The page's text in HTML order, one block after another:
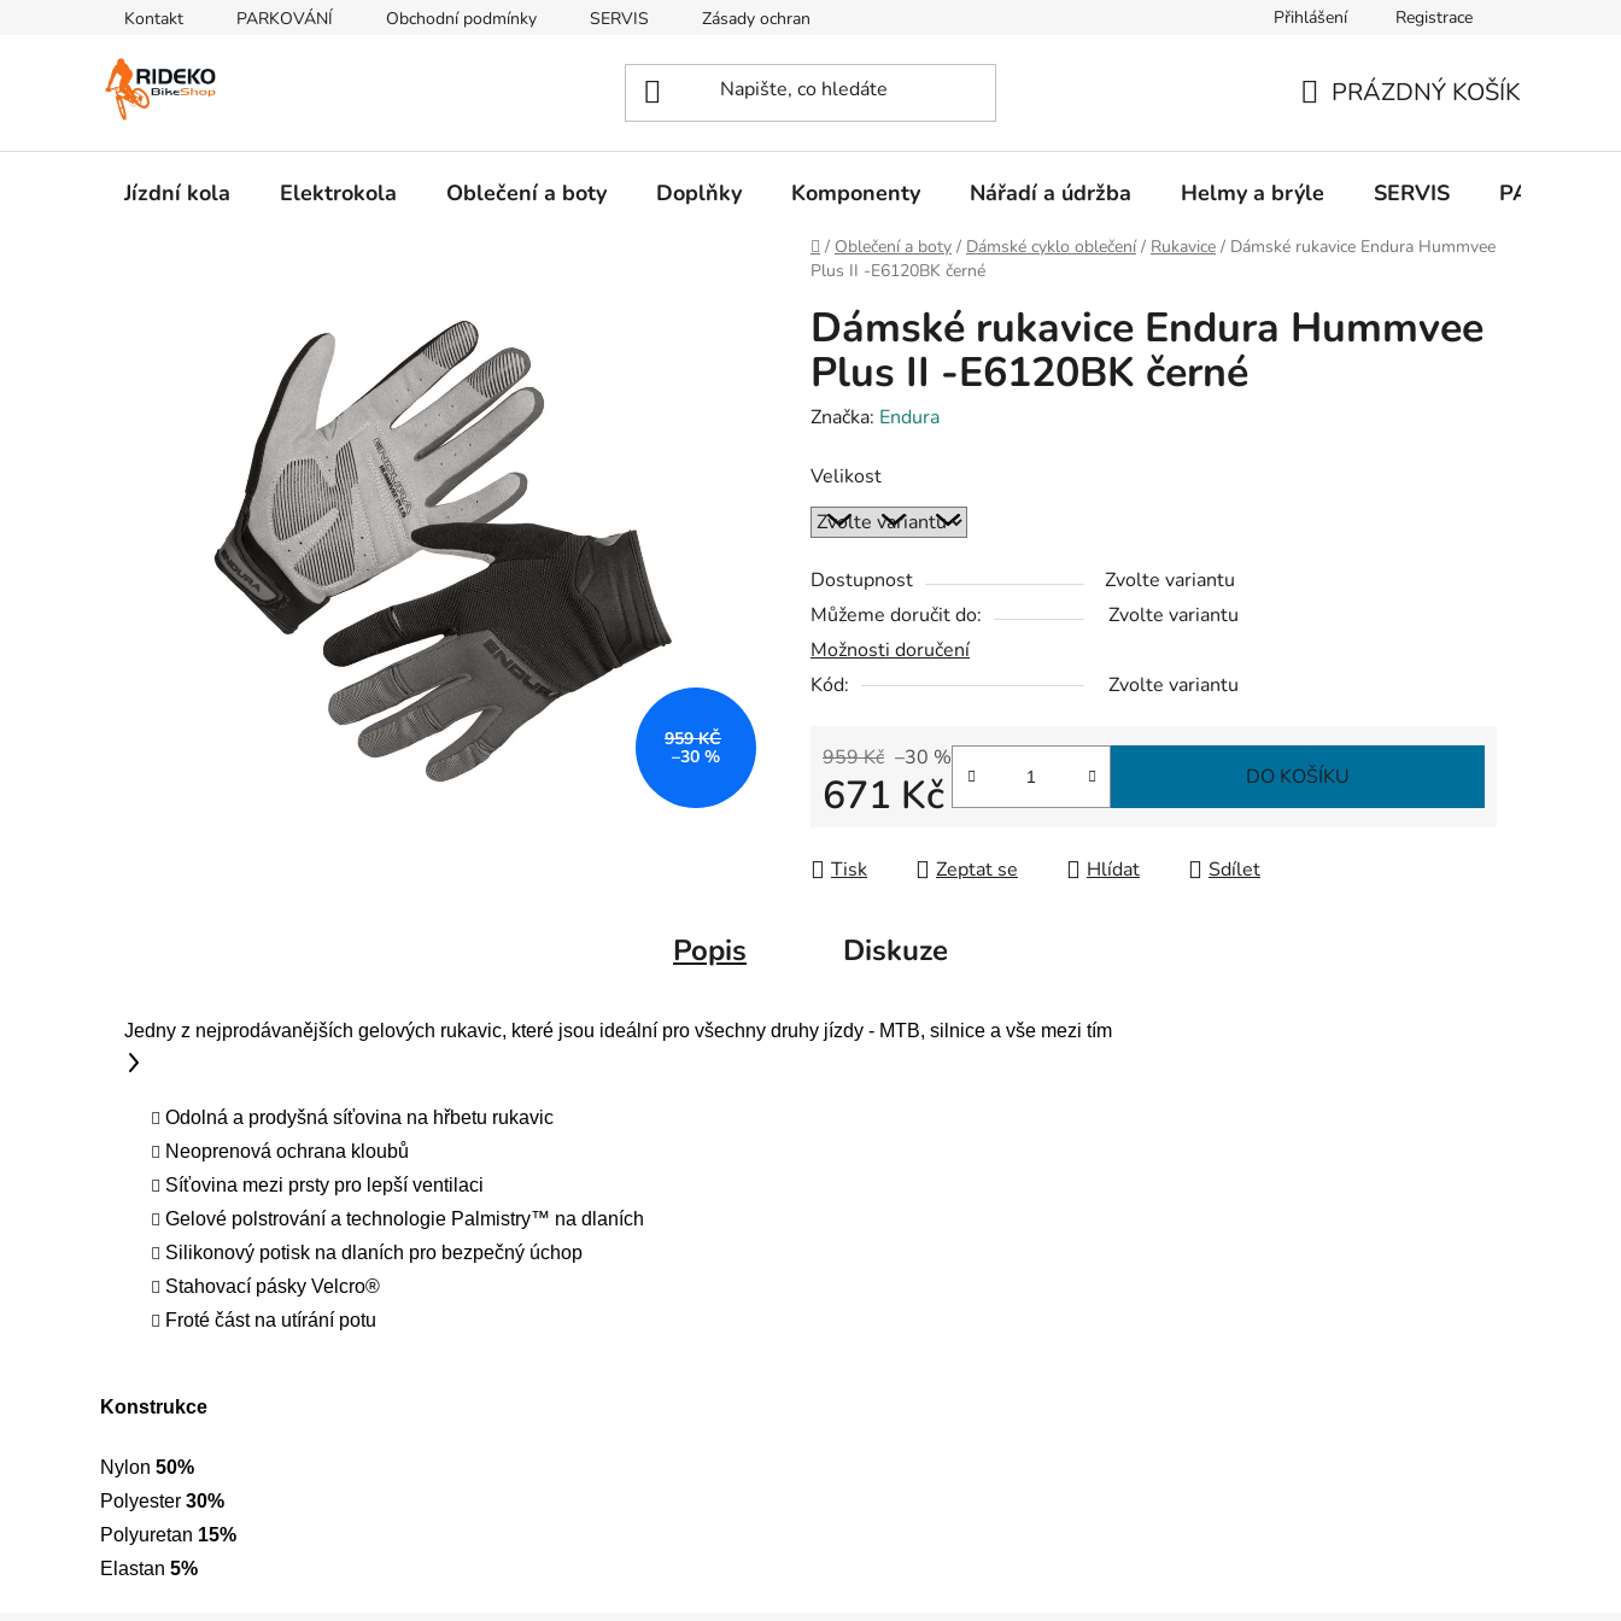
Kontakt PARKOVÁNÍ Obchodní podmínky SERVIS Zásady ochrany osobních údajů Přihlášení Registrace
KOŠÍK
PRÁZDNÝ KOŠÍK
Jízdní kola Elektrokola Oblečení a boty Doplňky Komponenty Nářadí a údržba Helmy a brýle SERVIS
Domů
/ Oblečení a boty / Dámské cyklo oblečení / Rukavice / Dámské rukavice Endura Hummvee
Plus II -E6120BK černé
Dámské rukavice Endura Hummvee
Plus II -E6120BK černé
Značka: Endura
Velikost
Dostupnost
Zvolte variantu
Můžeme doručit do:
Zvolte variantu
Možnosti doručení
Kód:
Zvolte variantu
959 Kč –30 %
671 Kč DO KOŠÍKU
Tisk Zeptat se Hlídat Sdílet
959 KČ
–30 %
Popis Diskuze
Jedny z nejprodávanějších gelových rukavic, které jsou ideální pro všechny druhy jízdy - MTB, silnice a vše mezi tím
Odolná a prodyšná síťovina na hřbetu rukavic
Neoprenová ochrana kloubů
Síťovina mezi prsty pro lepší ventilaci
Gelové polstrování a technologie Palmistry™ na dlaních
Silikonový potisk na dlaních pro bezpečný úchop
Stahovací pásky Velcro®
Froté část na utírání potu
Konstrukce
Nylon 50%
Polyester 30%
Polyuretan 15%
Elastan 5%